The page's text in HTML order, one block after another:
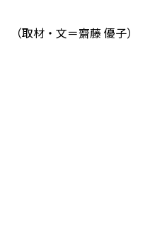
（取材・文＝齋藤 優子）